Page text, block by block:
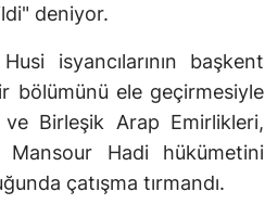
deniyor.
isyancılarının başkent
bölümünü ele geçirmesiyle
Birleşik Arap Emirlikleri,
Mansour Hadi hükümetini
çatışma tırmandı.